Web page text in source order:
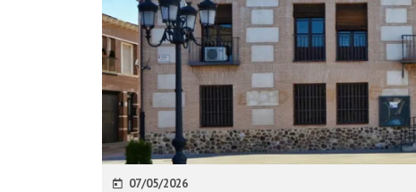
07/05/2026